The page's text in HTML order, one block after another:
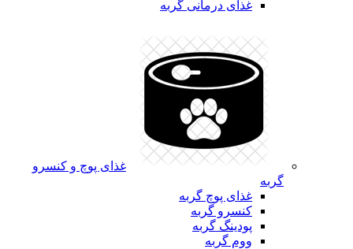
غذای درمانی گربه
غذای پوچ و کنسرو
گربه
غذای پوچ گربه
کنسرو گربه
پودینگ گربه
ووم گربه